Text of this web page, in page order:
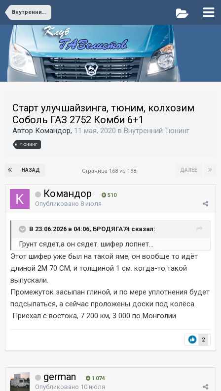
Внутренний Тюнинг
Старт улучшайзинга, тюним, колхозим
Соболь ГАЗ 2752 Комби 6+1
Автор Командор, 11 мая, 2020 в Внутренний Тюнинг
тюнинг
НАЗАД ДАЛЕЕ
Страница 168 из 168
Командор 510
Опубликовано 8 июля
В 23.06.2026 в 04:06, БРОДЯГА74 сказал:
Грунт сядет,а он сядет. шифер лопнет...
Этот шифер уже был на такой яме, он вообще то идёт
длиной 2М 70 СМ, и толщиной 1 см. когда-то такой
выпускали.
Промежуток засыпан глиной, и по мере уплотнения будет
подсыпаться, а сейчас проложены доски под колёса.
Приехал с востока, 7 200 км, 3 000 по Монголии
2
german 1 074
Опубликовано 10 июля